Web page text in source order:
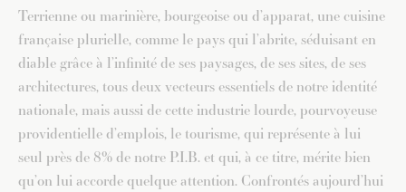
Terrienne ou marinière, bourgeoise ou d’apparat, une cuisine
française plurielle, comme le pays qui l’abrite, séduisant en
diable grâce à l’infinité de ses paysages, de ses sites, de ses
architectures, tous deux vecteurs essentiels de notre identité
nationale, mais aussi de cette industrie lourde, pourvoyeuse
providentielle d’emplois, le tourisme, qui représente à lui
seul près de 8% de notre P.I.B. et qui, à ce titre, mérite bien
qu’on lui accorde quelque attention. Confrontés aujourd’hui